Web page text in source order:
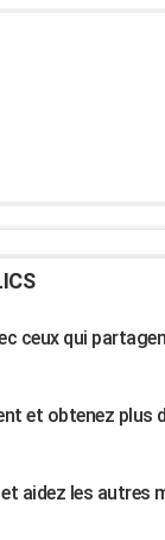
ceux qui
et obtenez plus
aidez les autres